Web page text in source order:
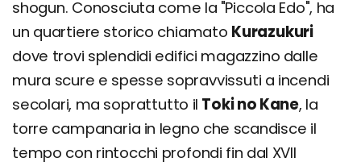
shogun. Conosciuta come la "Piccola Edo", ha
un quartiere storico chiamato Kurazukuri
dove trovi splendidi edifici magazzino dalle
mura scure e spesse sopravvissuti a incendi
secolari, ma soprattutto il Toki no Kane, la
torre campanaria in legno che scandisce il
tempo con rintocchi profondi fin dal XVII